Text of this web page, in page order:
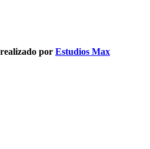
por Estudios Max